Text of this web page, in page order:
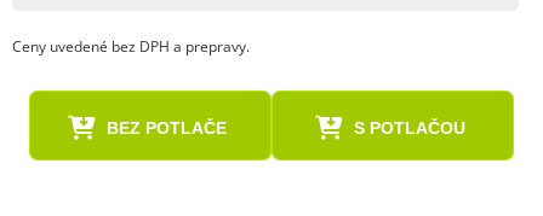
Ceny uvedené bez DPH a prepravy.
BEZ POTLAČE S POTLAČOU